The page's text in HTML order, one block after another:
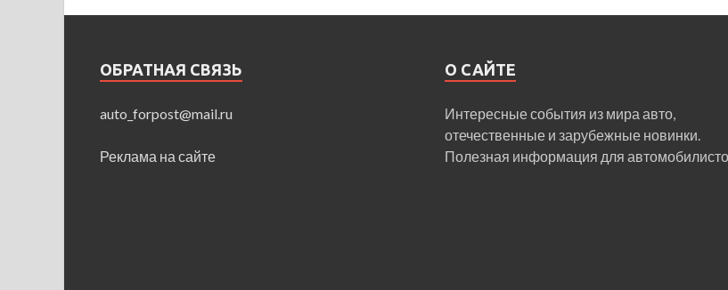
ОБРАТНАЯ СВЯЗЬ
auto_forpost@mail.ru
Реклама на сайте
О САЙТЕ
Интересные события из мира авто,
отечественные и зарубежные новинки.
Полезная информация для